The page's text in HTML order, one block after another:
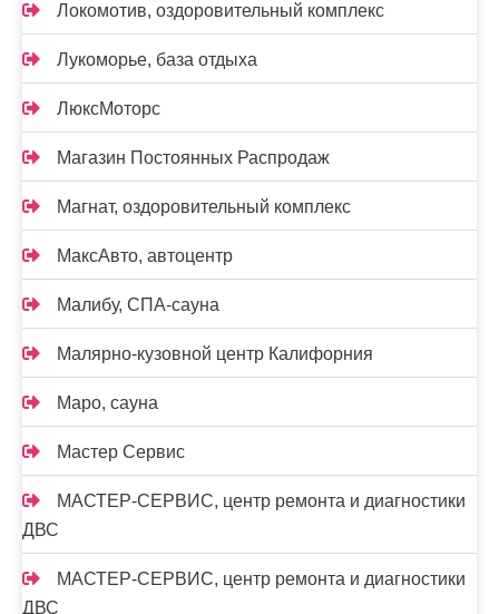
Локомотив, оздоровительный комплекс
Лукоморье, база отдыха
ЛюксМоторс
Магазин Постоянных Распродаж
Магнат, оздоровительный комплекс
МаксАвто, автоцентр
Малибу, СПА-сауна
Малярно-кузовной центр Калифорния
Маро, сауна
Мастер Сервис
МАСТЕР-СЕРВИС, центр ремонта и диагностики
ДВС
МАСТЕР-СЕРВИС, центр ремонта и диагностики
ДВС